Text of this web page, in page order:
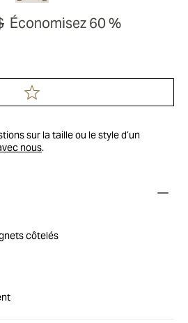
Économisez 60 %
sur la taille ou le style d’un
nous.
côtelés